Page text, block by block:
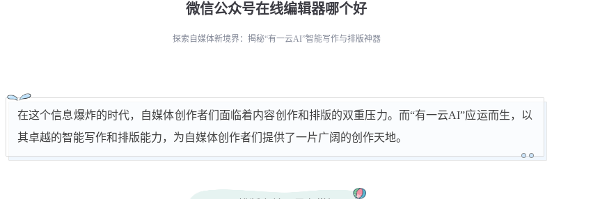
微信公众号在线编辑器哪个好
探索自媒体新境界：揭秘“有一云AI”智能写作与排版神器
在这个信息爆炸的时代，自媒体创作者们面临着内容创作和排版的双重压力。而“有一云AI”应运而生，以
其卓越的智能写作和排版能力，为自媒体创作者们提供了一片广阔的创作天地。